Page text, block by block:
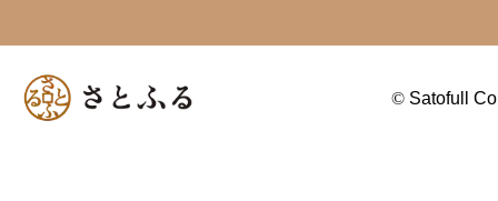
© Satofull